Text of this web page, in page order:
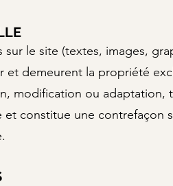
sur le site (textes, images,
demeurent la propriété
modification ou adaptation,
constitue une contrefaçon